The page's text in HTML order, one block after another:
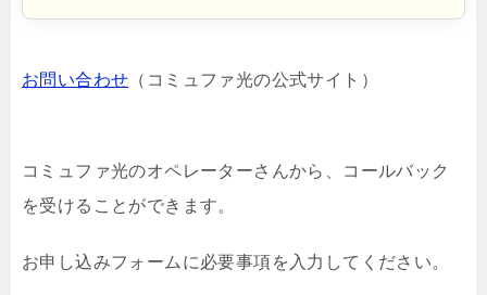
お問い合わせ （コミュファ光の公式サイト）
コミュファ光のオペレーターさんから、コールバック
を受けることができます。
お申し込みフォームに必要事項を入力してください。